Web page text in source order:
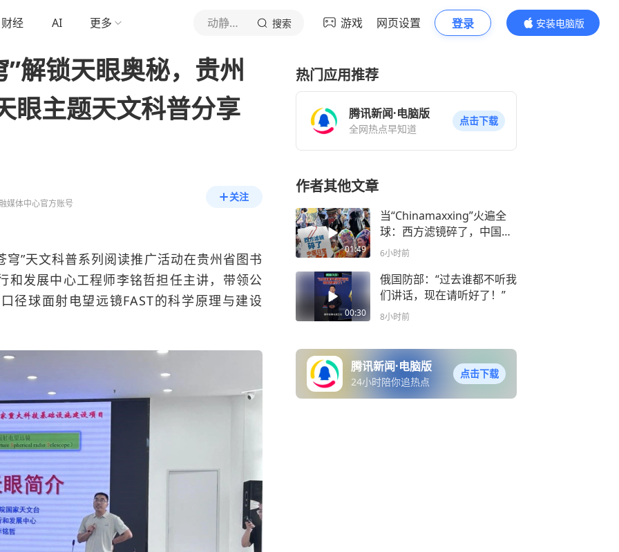
财经 AI 更多 动静新闻 搜索 游戏 网页设置 登录
安装电脑版
内容更精彩
解锁天眼奥秘，贵州
眼主题天文科普分享
媒体中心官方账号
关注
穹”天文科普系列阅读推广活动在贵州省图书
和发展中心工程师李铭哲担任主讲，带领公
径球面射电望远镜FAST的科学原理与建设
热门应用推荐
腾讯新闻·电脑版
全网热点早知道
点击下载
作者其他文章
01:49
当“Chinamaxxing”火遍全
球：西方滤镜碎了，中国日
常亮了
6小时前
00:30
俄国防部：“过去谁都不听我
们讲话，现在请听好了！”
8小时前
腾讯新闻·电脑版
24小时陪你追热点
点击下载